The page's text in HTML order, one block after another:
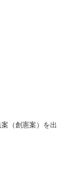
（創憲案）を出